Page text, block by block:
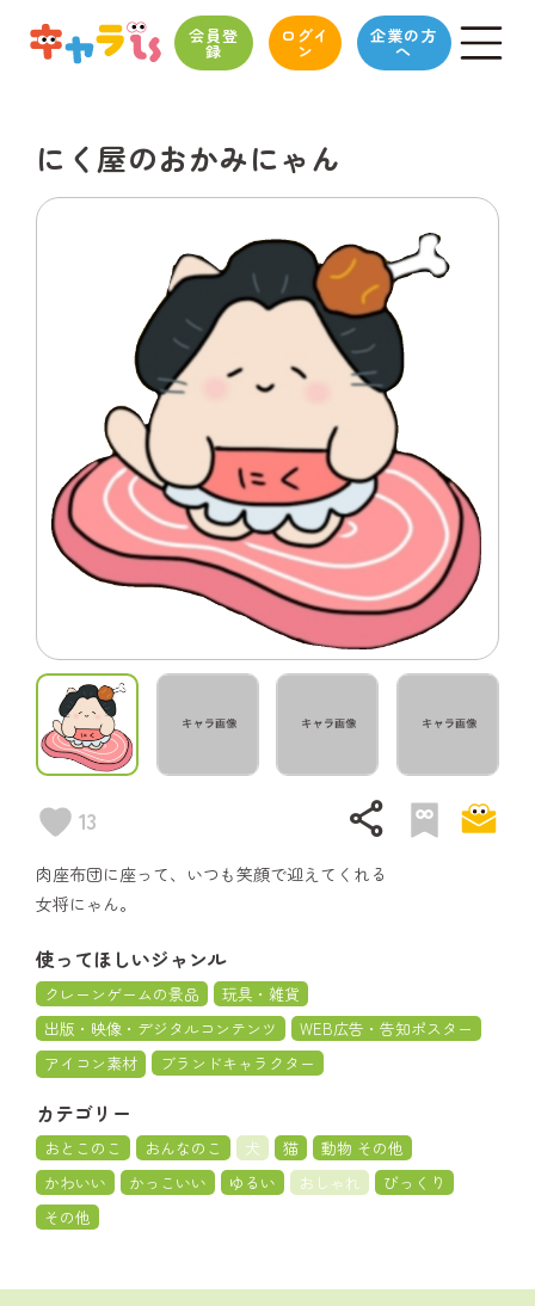
会員登
録
ログイ
ン
企業の方
へ
にく屋のおかみにゃん
13 share
肉座布団に座って、いつも笑顔で迎えてくれる
女将にゃん。
使ってほしいジャンル
クレーンゲームの景品
玩具・雑貨
出版・映像・デジタルコンテンツ
WEB広告・告知ポスター
アイコン素材
ブランドキャラクター
カテゴリー
おとこのこ おんなのこ 犬 猫
動物 その他
かわいい
かっこいい ゆるい おしゃれ
びっくり
その他